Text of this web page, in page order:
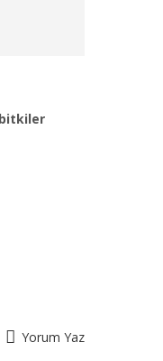
Yorum Yaz